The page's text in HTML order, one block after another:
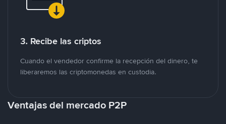
3. Recibe las criptos
Cuando el vendedor confirme la recepción del dinero, te
liberaremos las criptomonedas en custodia.
Ventajas del mercado P2P